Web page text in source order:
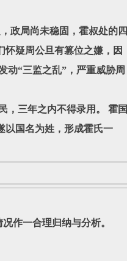
政局尚未稳固，霍叔处的四
怀疑周公旦有篡位之嫌，因
动“三监之乱”，严重威胁周
三年之内不得录用。 霍国
以国名为姓，形成霍氏一
作一合理归纳与分析。